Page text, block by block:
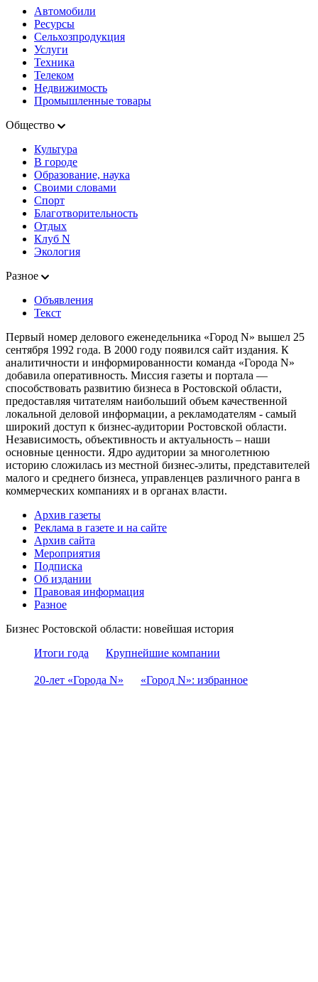
Автомобили
Ресурсы
Сельхозпродукция
Услуги
Техника
Телеком
Недвижимость
Промышленные товары
Общество
Культура
В городе
Образование, наука
Своими словами
Спорт
Благотворительность
Отдых
Клуб N
Экология
Разное
Объявления
Текст
Первый номер делового еженедельника «Город N» вышел 25
сентября 1992 года. В 2000 году появился сайт издания. К
аналитичности и информированности команда «Города N»
добавила оперативность. Миссия газеты и портала —
способствовать развитию бизнеса в Ростовской области,
предоставляя читателям наибольший объем качественной
локальной деловой информации, а рекламодателям - самый
широкий доступ к бизнес-аудитории Ростовской области.
Независимость, объективность и актуальность – наши
основные ценности. Ядро аудитории за многолетнюю
историю сложилась из местной бизнес-элиты, представителей
малого и среднего бизнеса, управленцев различного ранга в
коммерческих компаниях и в органах власти.
Архив газеты
Реклама в газете и на сайте
Архив сайта
Мероприятия
Подписка
Об издании
Правовая информация
Разное
Бизнес Ростовской области: новейшая история
Итоги года
Крупнейшие компании
20-лет «Города N» «Город N»: избранное